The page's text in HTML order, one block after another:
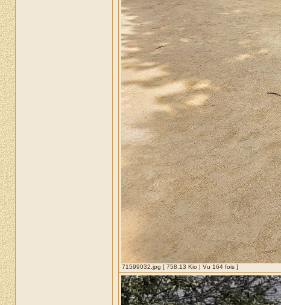
71599032.jpg [ 758.13 Kio | Vu 164 fois ]